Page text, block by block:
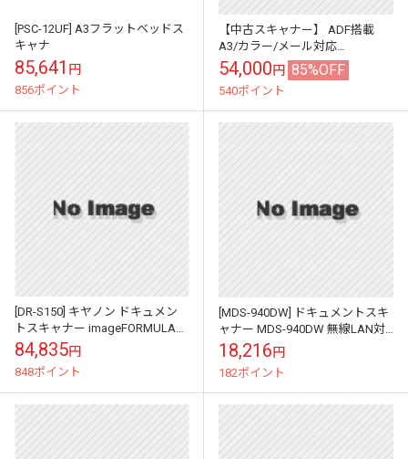
[PSC-12UF] A3フラットベッドス
キャナ
85,641 円
856ポイント
【中古スキャナー】 ADF搭載
A3/カラー/メール対応
DocuScan ドキュスキャン
C4260 ネットワークカラースキ
ャ...
54,000円 85%OFF
540ポイント
[DR-S150] キヤノン ドキュメン
トスキャナー imageFORMULA
DR-S150 4044C001
84,835円
848ポイント
[MDS-940DW] ドキュメントスキ
ャナー MDS-940DW 無線LAN対
応/リチウムイオン充電池搭
載/USBバスパワー/モ...
18,216円
182ポイント